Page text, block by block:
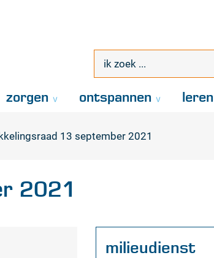
zoek
zorgen ontspannen leren
13 september 2021
2021
Contact
milieudienst